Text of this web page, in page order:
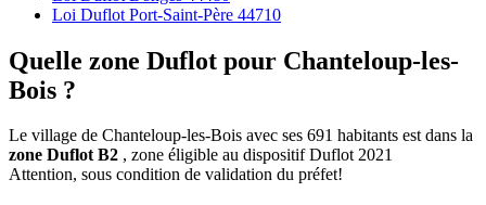
Loi Duflot Port-Saint-Père 44710
Quelle zone Duflot pour Chanteloup-les-
Bois ?
Le village de Chanteloup-les-Bois avec ses 691 habitants est dans la
zone Duflot B2 , zone éligible au dispositif Duflot 2021
Attention, sous condition de validation du préfet!